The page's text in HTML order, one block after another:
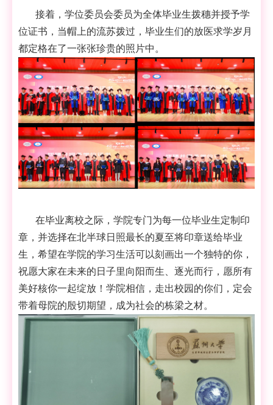
接着，学位委员会委员为全体毕业生拨穗并授予学
位证书，当帽上的流苏拨过，毕业生们的放医求学岁月
都定格在了一张张珍贵的照片中。
在毕业离校之际，学院专门为每一位毕业生定制印
章，并选择在北半球日照最长的夏至将印章送给毕业
生，希望在学院的学习生活可以刻画出一个独特的你，
祝愿大家在未来的日子里向阳而生、逐光而行，愿所有
美好核你一起绽放！学院相信，走出校园的你们，定会
带着母院的殷切期望，成为社会的栋梁之材。